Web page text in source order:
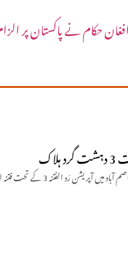
حکام نے پاکستان پر